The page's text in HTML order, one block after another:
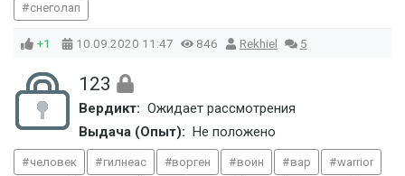
снеголап
+1 10.09.2020 11:47 846 Rekhiel 5
123
Вердикт: Ожидает рассмотрения
Выдача (Опыт):
Не положено
человек гилнеас ворген воин вар warrior